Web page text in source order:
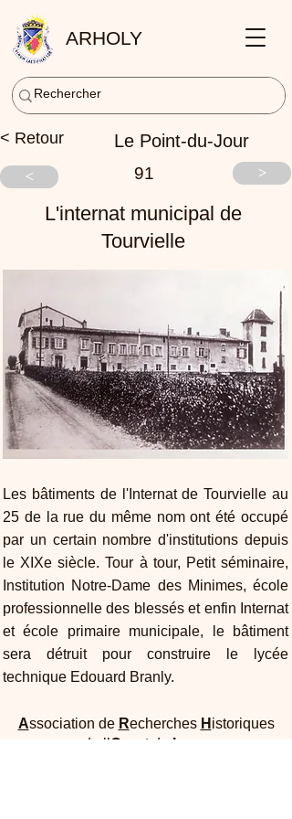
ARHOLY
< Retour Le Point-du-Jour
< 91 >
L'internat municipal de
Tourvielle
Les bâtiments de l'Internat de Tourvielle au
25 de la rue du même nom ont été occupé
par un certain nombre d'institutions depuis
le XIXe siècle. Tour à tour, Petit séminaire,
Institution Notre-Dame des Minimes, école
professionnelle des blessés et enfin Internat
et école primaire municipale, le bâtiment
sera détruit pour construire le lycée
technique Edouard Branly.
Association de Recherches H istoriques
de l’O uest de Ly